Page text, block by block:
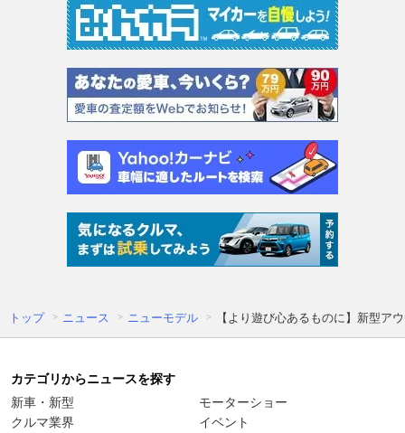
トップ ニュース ニューモデル 【より遊び心あるものに】新型
カテゴリからニュースを探す
新車・新型
クルマ業界
モーターショー
イベント